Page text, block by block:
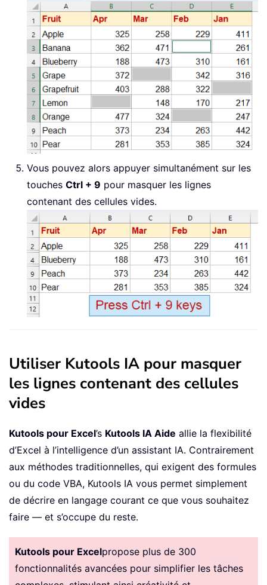
Vous pouvez alors appuyer simultanément sur les
touches Ctrl + 9 pour masquer les lignes
contenant des cellules vides.
Utiliser Kutools IA pour masquer
les lignes contenant des cellules
vides
Kutools pour Excel’s Kutools IA Aide allie la flexibilité
d’Excel à l’intelligence d’un assistant IA. Contrairement
aux méthodes traditionnelles, qui exigent des formules
ou du code VBA, Kutools IA vous permet simplement
de décrire en langage courant ce que vous souhaitez
faire — et s’occupe du reste.
Kutools pour Excelpropose plus de 300
fonctionnalités avancées pour simplifier les tâches